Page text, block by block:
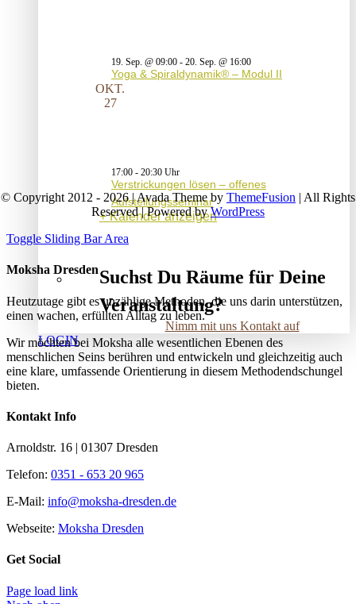
19. Sep. @ 09:00 - 20. Sep. @ 16:00
Yoga & Spiraldynamik® – Modul II
OKT.
27
17:00 - 20:30
Verstrickungen lösen – offenes
Aufstellungsseminar
Kalender anzeigen
Suchst Du Räume für Deine
Veranstaltung?
Nimm mit uns Kontakt auf
LOGIN
© Copyright 2012 - 2026 | Avada Theme by ThemeFusion | All Rights
Reserved | Powered byWordPress
Toggle Sliding Bar Area
Moksha Dresden
Heutzutage gibt es unzählige Methoden, die uns darin unterstützen,
einen wachen, erfüllten Alltag zu leben.
Wir möchten bei Moksha alle wesent­lichen Ebenen des
menschlichen Seins berühren und entwickeln und gleichzeitig auch
eine klare, umfassende Orientierung in diesem Methodendschungel
bieten.
Kontakt Info
Arnoldstr. 16 | 01307 Dresden
Telefon: 0351 - 653 20 965
E-Mail: info@moksha-dresden.de
Webseite: Moksha Dresden
Get Social
Page load link